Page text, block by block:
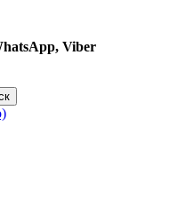
Viber